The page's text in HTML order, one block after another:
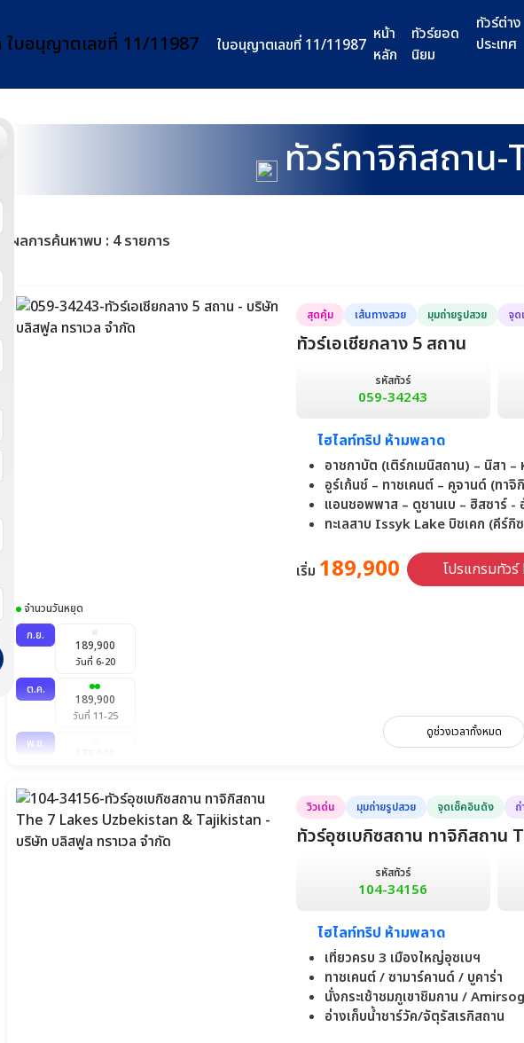
ใบอนุญาตเลขที่ 11/11987
หน้า
หลัก
ทัวร์ยอด
นิยม
ทัวร์ต่าง
ประเทศ
ทัวร์ทาจิกิสถาน
ผลการค้นหาพบ : 4 รายการ
สุดคุ้ม เส้นทางสวย มุมถ่ายรูปสวย จุด
ทัวร์เอเชียกลาง 5 สถาน
รหัสทัวร์
059-34243
ไฮไลท์ทริป ห้ามพลาด
อาชกาบัต (เติร์กเมนิสถาน) – นิสา
อูร์เก้นช์ – ทาชเคนต์ – คูจานด์ (ทา
แอนชอพพาส – ดูชานเบ – ฮิสซาร์ -
ทะเลสาบ Issyk Lake บิชเคก (คีร์กิ
เริ่ม 189,900 โปรแกรมทัวร์
จำนวนวันหยุด
ก.ย.
189,900
วันที่ 6-20
ต.ค.
189,900
วันที่ 11-25
พ.ย.
เม.ย.
189,900
วันที่ 4-18
พ.ค.
ดูช่วงเวลาทั้งหมด
วิวเด่น มุมถ่ายรูปสวย จุดเช็คอินดัง
ทัวร์อุซเบกิซสถาน ทาจิกิสถา
รหัสทัวร์
104-34156
ไฮไลท์ทริป ห้ามพลาด
เที่ยวครบ 3 เมืองใหญ่อุซเบฯ
ทาชเคนต์ / ซามาร์คานด์ / บูคาร่า
นั่งกระเช้าชมภูเขาชิมกาน /
อ่างเก็บน้ำชาร์วัค/จัตุรัสเรกิสถาน